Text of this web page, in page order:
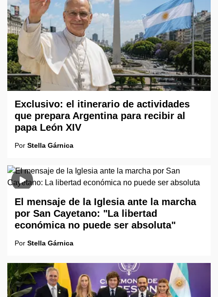
Exclusivo: el itinerario de actividades
que prepara Argentina para recibir al
papa León XIV
Por Stella Gárnica
El mensaje de la Iglesia ante la marcha
por San Cayetano: "La libertad
económica no puede ser absoluta"
Por Stella Gárnica